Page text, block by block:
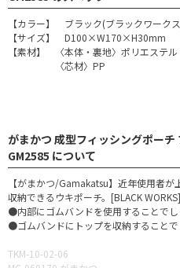
【カラー】 ブラック(ブラックワーク
【サイズ】 D100×W170×H30mm
【素材】 〈本体・裏地〉ポリエステル
〈芯材〉PP
がまかつ 成型フィッシングポー
GM2585 について
【がまかつ/Gamakatsu】近年使用者
収納できるウキポーチ。[BLACK WORKS]
●内部にゴムバンドを使用することでし
●ゴムバンドにトップを収納することで
TKM-10-02-06